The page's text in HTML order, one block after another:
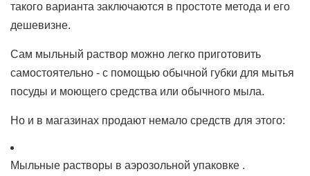
такого варианта заключаются в простоте метода и его
дешевизне.
Сам мыльный раствор можно легко приготовить
самостоятельно - с помощью обычной губки для мытья
посуды и моющего средства или обычного мыла.
Но и в магазинах продают немало средств для этого:
Мыльные растворы в аэрозольной упаковке .